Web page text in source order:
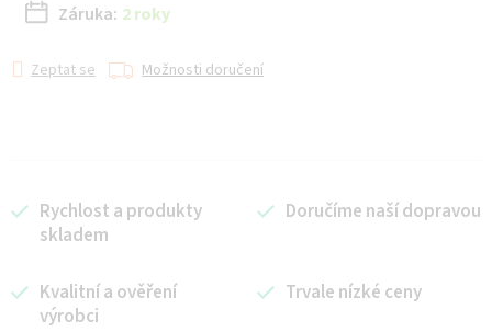
Záruka: 2 roky
Zeptat se Možnosti doručení
Rychlost a produkty
skladem
Doručíme naší dopravou
Kvalitní a ověření
výrobci
Trvale nízké ceny